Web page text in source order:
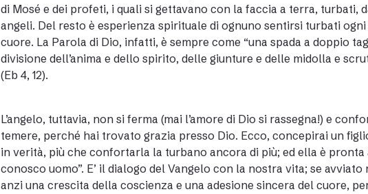
di Mosé e dei profeti, i quali si gettavano con la faccia a terra, turbati,
angeli. Del resto è esperienza spirituale di ognuno sentirsi turbati
cuore. La Parola di Dio, infatti, è sempre come “una spada a doppio
divisione dell’anima e dello spirito, delle giunture e delle midolla e
(Eb 4, 12).
L’angelo, tuttavia, non si ferma (mai l’amore di Dio si rassegna!) e
temere, perché hai trovato grazia presso Dio. Ecco, concepirai un
in verità, più che confortarla la turbano ancora di più; ed ella è pronta
conosco uomo”. E’ il dialogo del Vangelo con la nostra vita; se
anzi una crescita della coscienza e una adesione sincera del cuore,